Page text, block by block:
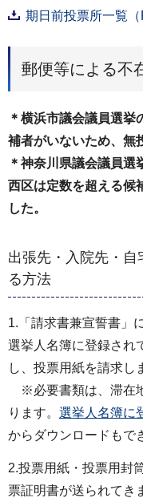
期日前投票所一覧（
郵便等による不
＊横浜市議会議員選挙
補者がいないため、無
＊神奈川県議会議員選
西区は定数を超える候
した。
出張先・入院先・
る方法
1.「請求書兼宣誓書」
選挙人名簿に登録され
し、投票用紙を請求し
※必要書類は、滞在
ります。 選挙人名簿に
からダウンロードもで
2.投票用紙・投票用封
票証明書が送られてき